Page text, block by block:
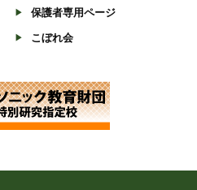
保護者専用ページ
こぼれ会